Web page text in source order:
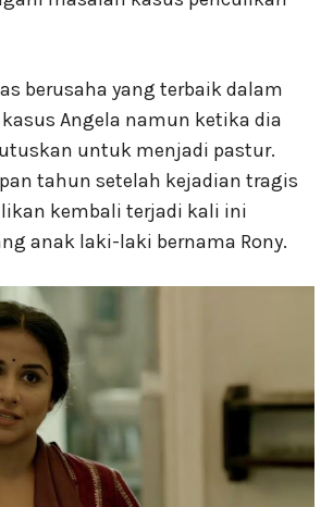
berusaha yang terbaik dalam
Angela namun ketika dia
untuk menjadi pastur.
tahun setelah kejadian tragis
kembali terjadi kali ini
anak laki-laki bernama Rony.